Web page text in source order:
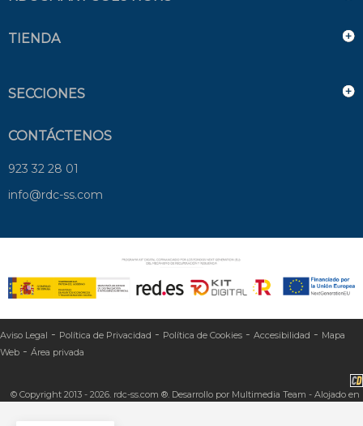
TIENDA
SECCIONES
CONTÁCTENOS
923 32 28 01
info@rdc-ss.com
Aviso Legal - Política de Privacidad - Política de Cookies - Accesibilidad - Mapa
Web - Área privada
© Copyright 2013 - 2026. rdc-ss.com ®. Desarrollo por Multimedia Team - Alojado en